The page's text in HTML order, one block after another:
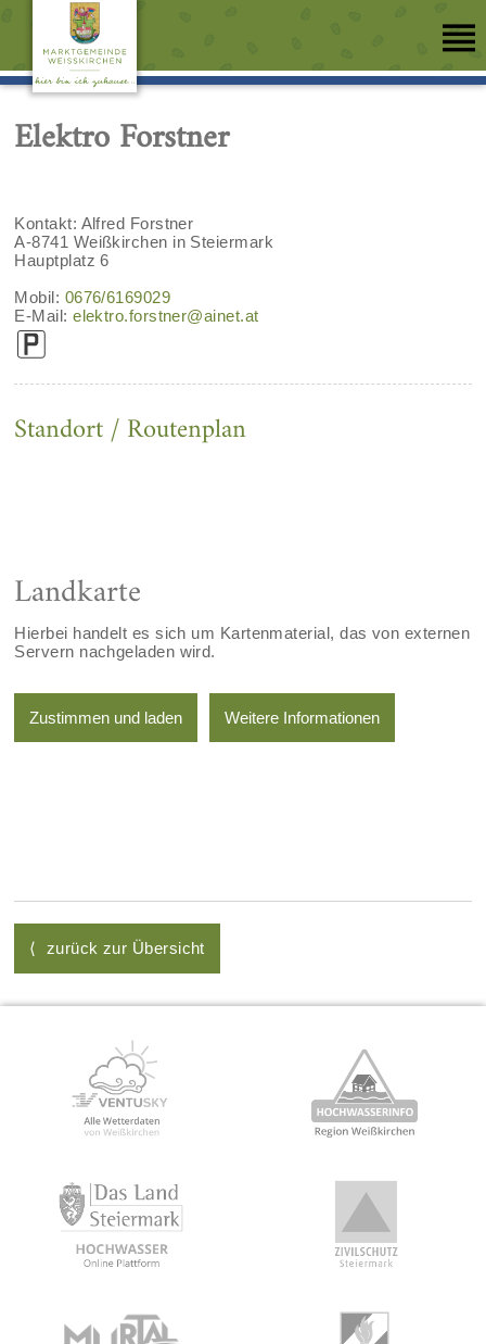
Elektro Forstner
Kontakt: Alfred Forstner
A-8741 Weißkirchen in Steiermark
Hauptplatz 6
Mobil: 0676/6169029
E-Mail:elektro.forstner@ainet.at
Standort / Routenplan
Landkarte
Hierbei handelt es sich um Kartenmaterial, das von externen
Servern nachgeladen wird.
Zustimmen und laden Weitere Informationen
⟨ zurück zur Übersicht